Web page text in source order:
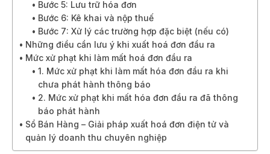
Bước 5: Lưu trữ hóa đơn
Bước 6: Kê khai và nộp thuế
Bước 7: Xử lý các trường hợp đặc biệt (nếu có)
Những điều cần lưu ý khi xuất hoá đơn đầu ra
Mức xử phạt khi làm mất hoá đơn đầu ra
1. Mức xử phạt khi làm mất hóa đơn đầu ra khi
chưa phát hành thông báo
2. Mức xử phạt khi mất hóa đơn đầu ra đã thông
báo phát hành
Sổ Bán Hàng – Giải pháp xuất hoá đơn điện tử và
quản lý doanh thu chuyên nghiệp